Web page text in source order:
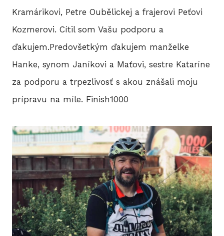
Kramárikovi, Petre Oubělickej a frajerovi Peťovi
Kozmerovi. Cítil som Vašu podporu a
ďakujem.Predovšetkým ďakujem manželke
Hanke, synom Janíkovi a Maťovi, sestre Kataríne
za podporu a trpezlivosť s akou znášali moju
prípravu na míle. Finish1000